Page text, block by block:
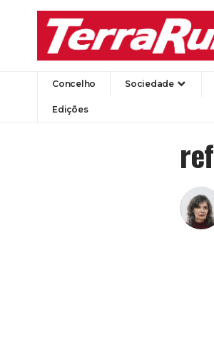
Concelho Sociedade
Edições